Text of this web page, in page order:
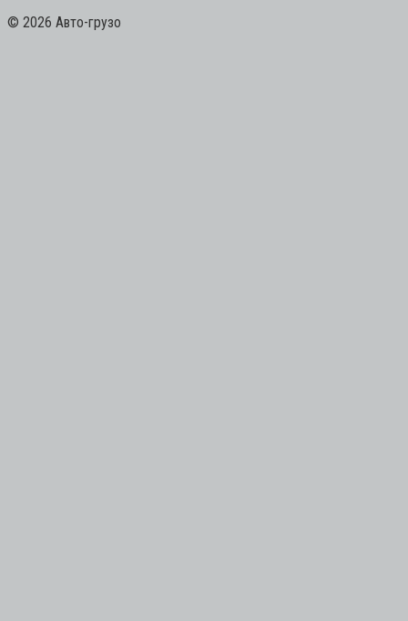
© 2026 Авто-грузо